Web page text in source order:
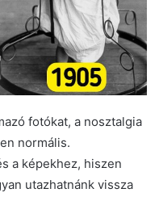
fotókat, a nosztalgia
normális.
a képekhez, hiszen
utazhatnánk vissza